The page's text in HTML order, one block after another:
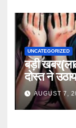
UNCATEGORIZED
बड़ी
दोस्त ने
AUGUST 7,